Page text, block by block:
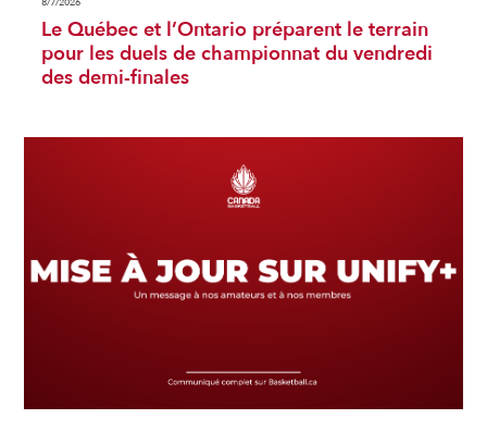
Le Québec et l’Ontario préparent le terrain
pour les duels de championnat du vendredi
des demi-finales